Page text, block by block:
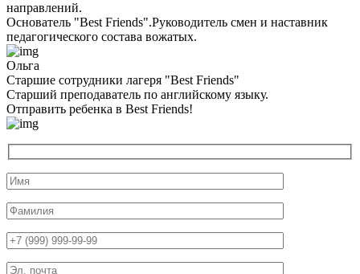
направлений.
Основатель "Best Friends".Руководитель смен и наставник
педагогического состава вожатых.
Ольга
Старшие сотрудники лагеря "Best Friends"
Cтарший преподаватель по английскому языку.
Отправить ребенка в Best Friends!